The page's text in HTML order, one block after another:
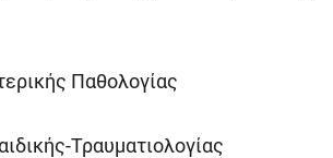
Παθολογίας
Τραυματιολογίας